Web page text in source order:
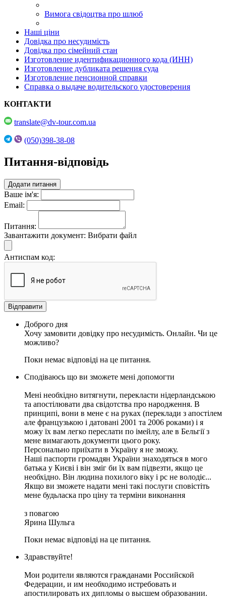
Вимога свідоцтва про шлюб
Наші ціни
Довідка про несудимість
Довідка про сімейний стан
Изготовление идентификационного кода (ИНН)
Изготовление дубликата решения суда
Изготовление пенсионной справки
Справка о выдаче водительского удостоверения
КОНТАКТИ
translate@dv-tour.com.ua
(050)398-38-08
Питання-відповідь
Додати питання
Ваше ім'я:
Email:
Питання:
Завантажити документ: Вибрати файл
Антиспам код:
Відправити
Доброго дня
Хочу замовити довідку про несудимість. Онлайн. Чи це
можливо?
Поки немає відповіді на це питання.
Сподіваюсь що ви зможете мені допомогти
Мені необхідно витягнути, перекласти нідерландською
та апостілювати два свідотства про народження. В
принципі, вони в мене є на руках (переклади з апостілем
але французькою і датовані 2001 та 2006 роками) i я
можу їх вам легко переслати по імейлу, але в Бельгії з
мене вимагають документи цього року.
Персонально приїхати в Україну я не зможу.
Наші паспорти громадян України знаходяться в мого
батька у Києві і він зміг би їх вам підвезти, якщо це
необхідно. Він людина похилого віку і рс не володіє...
Якщо ви зможете надати мені такі послуги сповістіть
мене будьласка про ціну та терміни виконання
з повагою
Ярина Шульга
Поки немає відповіді на це питання.
Здравствуйте!
Мои родители являются гражданами Российской
Федерации, и им необходимо истребовать и
апостилировать их дипломы о высшем образовании.